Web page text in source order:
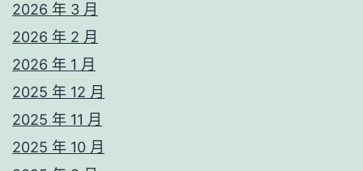
2026 年 3 月
2026 年 2 月
2026 年 1 月
2025 年 12 月
2025 年 11 月
2025 年 10 月